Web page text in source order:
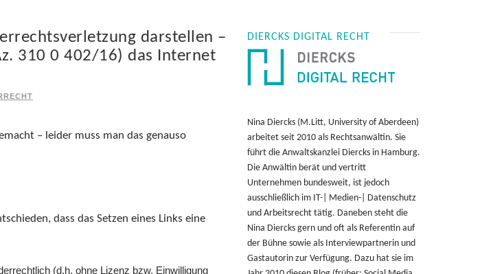
darstellen –
310 0 402/16) das Internet
– leider muss man das genauso
dass das Setzen eines Links eine
(d.h. ohne Lizenz bzw. Einwilligung
DIERCKS DIGITAL RECHT
Nina Diercks (M.Litt, University of Aberdeen)
arbeitet seit 2010 als Rechtsanwältin. Sie
führt die Anwaltskanzlei Diercks in Hamburg.
Die Anwältin berät und vertritt
Unternehmen bundesweit, ist jedoch
ausschließlich im IT-| Medien-| Datenschutz
und Arbeitsrecht tätig. Daneben steht die
Nina Diercks gern und oft als Referentin auf
der Bühne sowie als Interviewpartnerin und
Gastautorin zur Verfügung. Dazu hat sie im